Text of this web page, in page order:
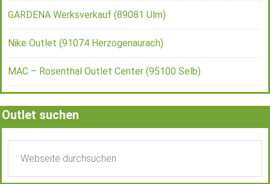
GARDENA Werksverkauf (89081 Ulm)
Nike Outlet (91074 Herzogenaurach)
MAC – Rosenthal Outlet Center (95100 Selb)
Outlet suchen